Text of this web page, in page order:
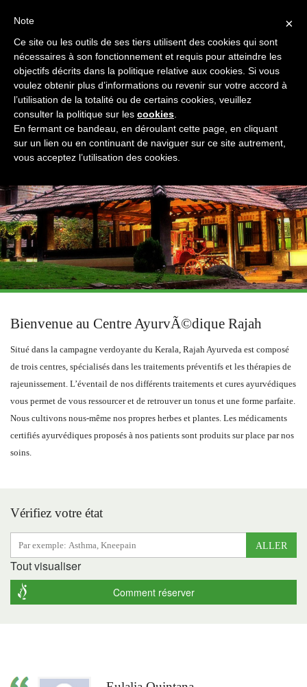
ACHETEZ DES PRODUITS EN LIGNE
Bienvenue au Centre AyurvÃ©dique Rajah
Situé dans la campagne verdoyante du Kerala, Rajah Ayurveda est composé
de trois centres, spécialisés dans les traitements préventifs et les thérapies de
rajeunissement. L’éventail de nos différents traitements et cures ayurvédiques
vous permet de vous ressourcer et de retrouver un tonus et une forme parfaite.
Nous cultivons nous-même nos propres herbes et plantes. Les médicaments
certifiés ayurvédiques proposés à nos patients sont produits sur place par nos
soins.
Vérifiez votre état
ALLER
Tout visualiser
Comment réserver
×
Note
Ce site ou les outils de ses tiers utilisent des cookies qui sont
nécessaires à son fonctionnement et requis pour atteindre les
objectifs décrits dans la politique relative aux cookies. Si vous
voulez obtenir plus d’informations ou revenir sur votre accord à
l’utilisation de la totalité ou de certains cookies, veuillez
consulter la politique sur les cookies
En fermant ce bandeau, en déroulant cette page, en cliquant
sur un lien ou en continuant de naviguer sur ce site autrement,
vous acceptez l’utilisation des cookies.